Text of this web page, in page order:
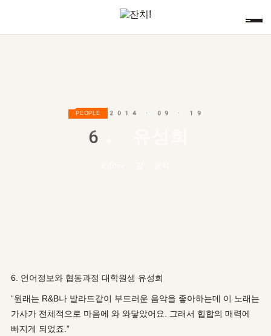
PEOPLE 2014 · 09 · 19
6.
6. 언어정보와 협동과정 대학원생 유성희
“원래는 R&B나 발라드같이 부드러운 음악을 좋아하는데 이 노래는
가사가 전체적으로 마음에 와 와닿았어요. 그래서 힙합의 매력에
빠지게 되었죠.”